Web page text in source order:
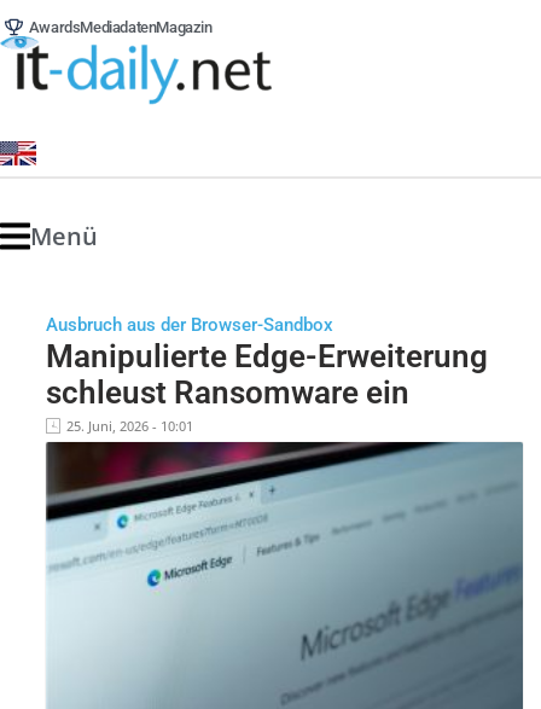
AwardsMediadatenMagazin
Menü
Ausbruch aus der Browser-Sandbox
Manipulierte Edge-Erweiterung
schleust Ransomware ein
25. Juni, 2026 - 10:01